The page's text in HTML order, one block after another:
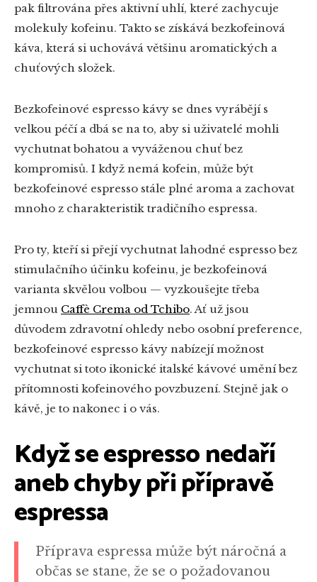
pak filtrována přes aktivní uhlí, které zachycuje
molekuly kofeinu. Takto se získává bezkofeinová
káva, která si uchovává většinu aromatických a
chuťových složek.
Bezkofeinové espresso kávy se dnes vyrábějí s
velkou péčí a dbá se na to, aby si uživatelé mohli
vychutnat bohatou a vyváženou chuť bez
kompromisů. I když nemá kofein, může být
bezkofeinové espresso stále plné aroma a zachovat
mnoho z charakteristik tradičního espressa.
Pro ty, kteří si přejí vychutnat lahodné espresso bez
stimulačního účinku kofeinu, je bezkofeinová
varianta skvělou volbou — vyzkoušejte třeba
jemnou Caffè Crema od Tchibo. Ať už jsou
důvodem zdravotní ohledy nebo osobní preference,
bezkofeinové espresso kávy nabízejí možnost
vychutnat si toto ikonické italské kávové umění bez
přítomnosti kofeinového povzbuzení. Stejně jak o
kávě, je to nakonec i o vás.
Když se espresso nedaří
aneb chyby při přípravě
espressa
Příprava espressa může být náročná a
občas se stane, že se o požadovanou